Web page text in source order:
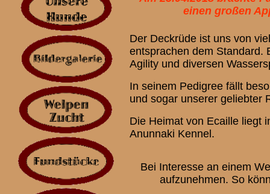
einen großen
Der Deckrüde ist uns von
entsprachen dem Standard.
Agility und diversen
In seinem Pedigree fällt
und sogar unserer geliebter
Die Heimat von Ecaille liegt
Anunnaki Kennel.
Bei Interesse an einem
aufzunehmen. So